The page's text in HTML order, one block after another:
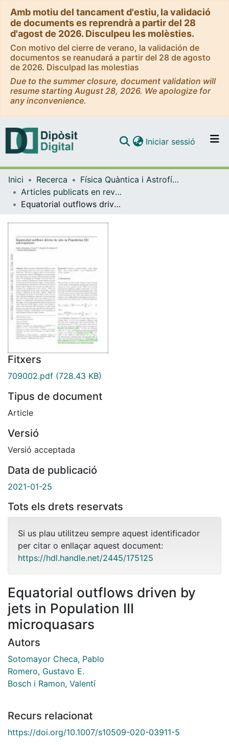
Amb motiu del tancament d'estiu, la validació
de documents es reprendrà a partir del 28
d'agost de 2026. Disculpeu les molèsties.
Con motivo del cierre de verano, la validación de
documentos se reanudará a partir del 28 de agosto
de 2026. Disculpad las molestias
Due to the summer closure, document validation will
resume starting August 28, 2026. We apologize for
any inconvenience.
Navega per tot el DD
Com publicar
Contacte
Iniciar sessió (current)
Inici Recerca
Física Quàntica i Astrofísica
Articles publicats en revistes (Física Quàntica i Astrofísica)
Equatorial outflows driven by jets in Population III microquasars
Fitxers
709002.pdf (728.43 KB)
Tipus de document
Article
Versió
Versió acceptada
Data de publicació
2021-01-25
Tots els drets reservats
Si us plau utilitzeu sempre aquest identificador
per citar o enllaçar aquest document:
https://hdl.handle.net/2445/175125
Equatorial outflows driven by
jets in Population III
microquasars
Autors
Sotomayor Checa, Pablo
Romero, Gustavo E.
Bosch i Ramon, Valentí
Recurs relacionat
https://doi.org/10.1007/s10509-020-03911-5